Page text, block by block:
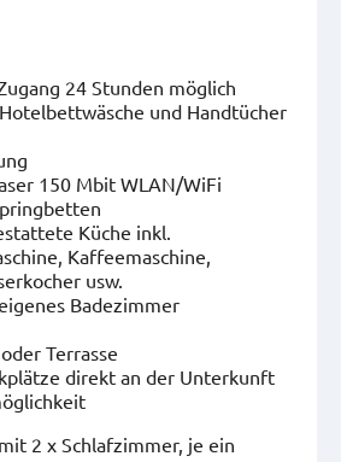
24 Stunden möglich
und Handtücher
150 Mbit WLAN/WiFi
Küche inkl.
Kaffeemaschine,
usw.
Badezimmer
Terrasse
direkt an der Unterkunft
2 x Schlafzimmer, je ein